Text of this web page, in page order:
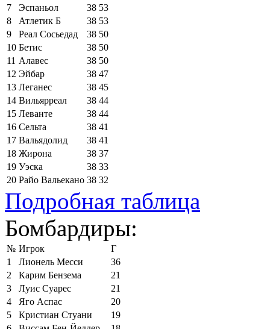
7
Эспаньол 38 53
8
Атлетик Б 38 53
9
Реал Сосьедад 38 50
10 Бетис 38 50
11 Алавес 38 50
12 Эйбар 38 47
13 Леганес 38 45
14 Вильярреал 38 44
15 Леванте 38 44
16 Сельта 38 41
17 Вальядолид 38 41
18 Жирона 38 37
19 Уэска 38 33
20 Райо Вальекано 38 32
Подробная таблица
Бомбардиры:
№ Игрок
Г
1
Лионель Месси
36
2
Карим Бензема
21
3
Луис Суарес
21
4
Яго Аспас
20
5
Кристиан Стуани
19